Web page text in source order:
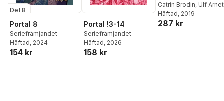
Del 8
Portal 8
Seriefrämjandet
Häftad, 2024
154 kr
Portal !3-14
Seriefrämjandet
Häftad, 2026
158 kr
mätbart, roligare -
en handbok i
konsten att lyckas
Catrin Brodin, Ulf
Häftad, 2019
287 kr